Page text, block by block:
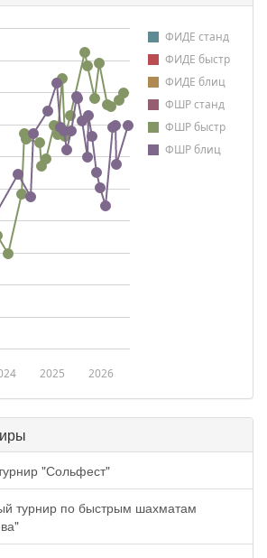
ФИДЕ станд
ФИДЕ быстр
ФИДЕ блиц
ФШР станд
ФШР быстр
ФШР блиц
2025 2026
"Сольфест"
турнир по быстрым шахматам